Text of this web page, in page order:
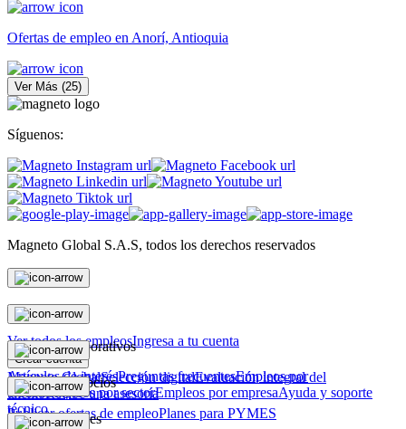
Ofertas de empleo en Anorí, Antioquia
Ver Más (25)
Síguenos:
Magneto Global S.A.S, todos los derechos reservados
Personas
Ver todos los empleosIngresa a tu cuenta
Crear cuenta
Artículos de interésPreguntas frecuentesEmpleos por
ciudadEmpleos por sectorEmpleos por empresaAyuda y soporte
técnico
Magneto Corporativos
Magneto GlobalSelección digitalEvaluación integral del
talentoRecibe una asesoría
Magneto Negocios
Publicar ofertas de empleoPlanes para PYMES
Otras soluciones